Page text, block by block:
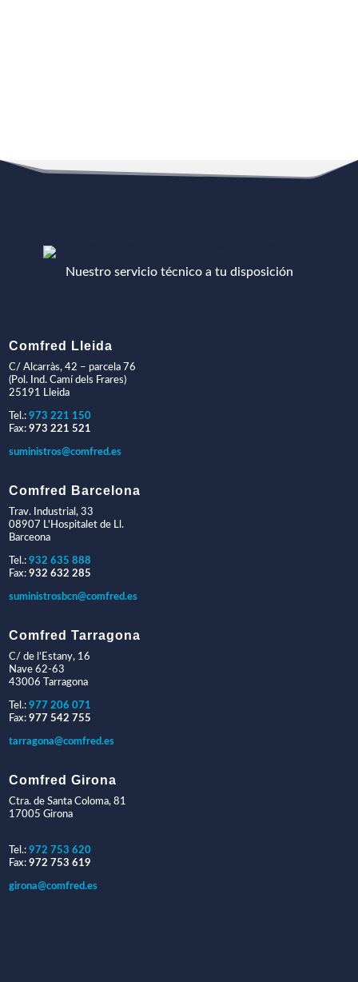
Nuestro servicio técnico a tu disposición
Comfred Lleida
C/ Alcarràs, 42 – parcela 76
(Pol. Ind. Camí dels Frares)
25191 Lleida
Tel.:973 221 150
Fax:973 221 521
suministros@comfred.es
Comfred Barcelona
Trav. Industrial, 33
08907 L'Hospitalet de Ll.
Barceona
Tel.:932 635 888
Fax:932 632 285
suministrosbcn@comfred.es
Comfred Tarragona
C/ de l’Estany, 16
Nave 62-63
43006 Tarragona
Tel.:977 206 071
Fax:977 542 755
tarragona@comfred.es
Comfred Girona
Ctra. de Santa Coloma, 81
17005 Girona
Tel.:972 753 620
Fax:972 753 619
girona@comfred.es